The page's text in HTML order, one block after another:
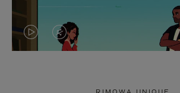
IL
IL